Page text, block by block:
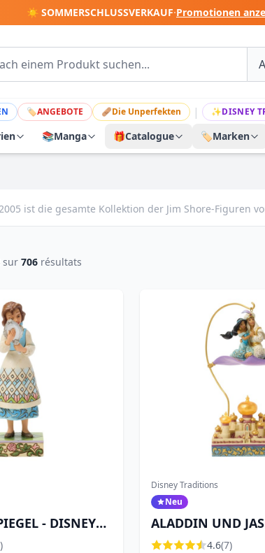
☀️ SOMMERSCHLUSSVERKAUF·Promotionen
🏷ANGEBOTE 🩹Die Unperfekten | ✨DISNEY
📚Manga 🎁Catalogue 🏷️Marken
ist die gesamte Kollektion der Jim Shore-Figuren
sur 706 résultats
- DISNEY
Disney Traditions
Neu
ALADDIN UND
FLIEGEN ÜBER
4.6(7)